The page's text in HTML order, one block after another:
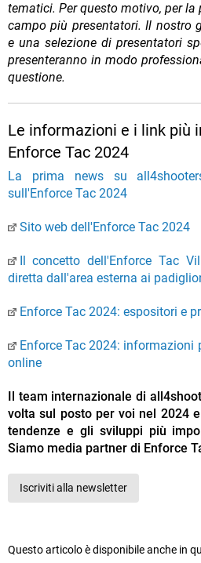
tematici. Per questo motivo, per
campo più presentatori. Il nostro
e una selezione di presentatori
presenteranno in modo
questione.
Le informazioni e i link più
Enforce Tac 2024
La prima news su
sull'Enforce Tac 2024
Sito web dell'Enforce Tac 2024
Il concetto dell'Enforce Tac
diretta dall'area esterna ai
Enforce Tac 2024: espositori e
Enforce Tac 2024: informazioni
online
Il team internazionale di
volta sul posto per voi nel 2024
tendenze e gli sviluppi più
Siamo media partner di Enforce
Iscriviti alla newsletter
Questo articolo è disponibile anche in